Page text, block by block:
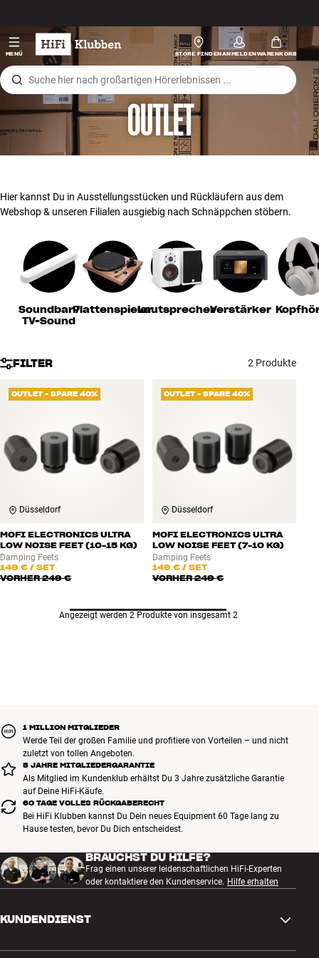
MENÜ STORE FINDENANMELDENWARENKORB
Hi-Fi
Lautsprecher
Plattenspieler
Kopfhörer
Surround
Systeme
Kabel
INSPIRATION
MARKEN
NEUHEITEN
ANGEBOTE
Store Finden
Anmelden
Kundendienst
Bauen mit Klang
OUTLET
Hier kannst Du in Ausstellungsstücken und Rückläufern aus dem
Webshop & unseren Filialen ausgiebig nach Schnäppchen stöbern.
Soundbar /
TV-Sound
PlattenspielerLautsprecherVerstärker
FILTER 2 Produkte
OUTLET - SPARE 40%
Düsseldorf
MOFI ELECTRONICS ULTRA
LOW NOISE FEET (10-15 KG)
Damping Feets
149 € / SET
VORHER249 €
OUTLET - SPARE 40%
Düsseldorf
MOFI ELECTRONICS ULTRA
LOW NOISE FEET (7-10 KG)
Damping Feets
149 € / SET
VORHER249 €
Angezeigt werden 2 Produkte von insgesamt 2
1 MILLION MITGLIEDER
Werde Teil der großen Familie und profitiere von Vorteilen – und nicht
zuletzt von tollen Angeboten.
5 JAHRE MITGLIEDERGARANTIE
Als Mitglied im Kundenklub erhältst Du 3 Jahre zusätzliche Garantie
auf Deine HiFi-Käufe.
60 TAGE VOLLES RÜCKGABERECHT
Bei HiFi Klubben kannst Du Dein neues Equipment 60 Tage lang zu
Hause testen, bevor Du Dich entscheidest.
BRAUCHST DU HILFE?
Frag einen unserer leidenschaftlichen HiFi-Experten
oder kontaktiere den Kundenservice. Hilfe erhalten
KUNDENDIENST